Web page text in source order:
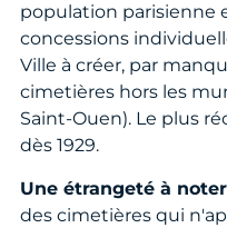
population parisienne
concessions
Ville à créer, par
cimetières hors les
Saint-Ouen). Le plus
dès 1929.
Une étrangeté à
des cimetières qui